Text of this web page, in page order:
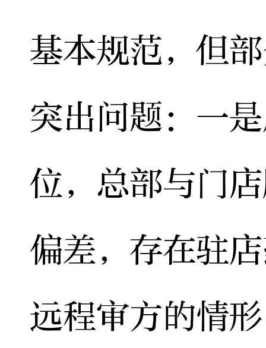
基本规范，但
突出问题：一
位，总部与门
偏差，存在驻
远程审方的情